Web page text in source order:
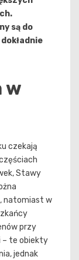
są do
w
czekają
Stawy
natomiast w
przy
– te obiekty
jednak